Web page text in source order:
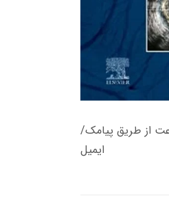
تومانی دانلود فوری از حساب کاربری می باشد، و زمان تحویل لینک دانلود کتاب های 500 هزار تومانی حداکثر 12 ساعت از طریق پیامک/
ایمیل